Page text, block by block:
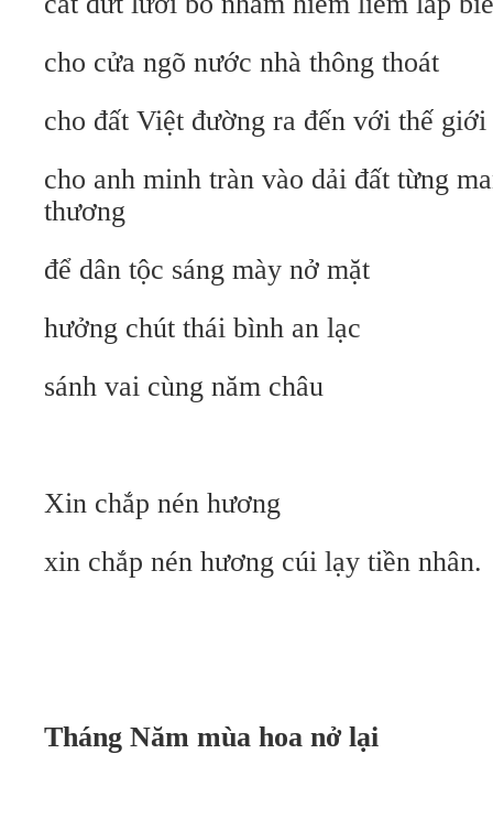
cho cửa ngõ nước nhà thông thoát
cho đất Việt đường ra đến với thế
cho anh minh tràn vào dải đất từng
thương
để dân tộc sáng mày nở mặt
hưởng chút thái bình an lạc
sánh vai cùng năm châu
Xin chắp nén hương
xin chắp nén hương cúi lạy tiền nhân.
Tháng Năm mùa hoa nở lại